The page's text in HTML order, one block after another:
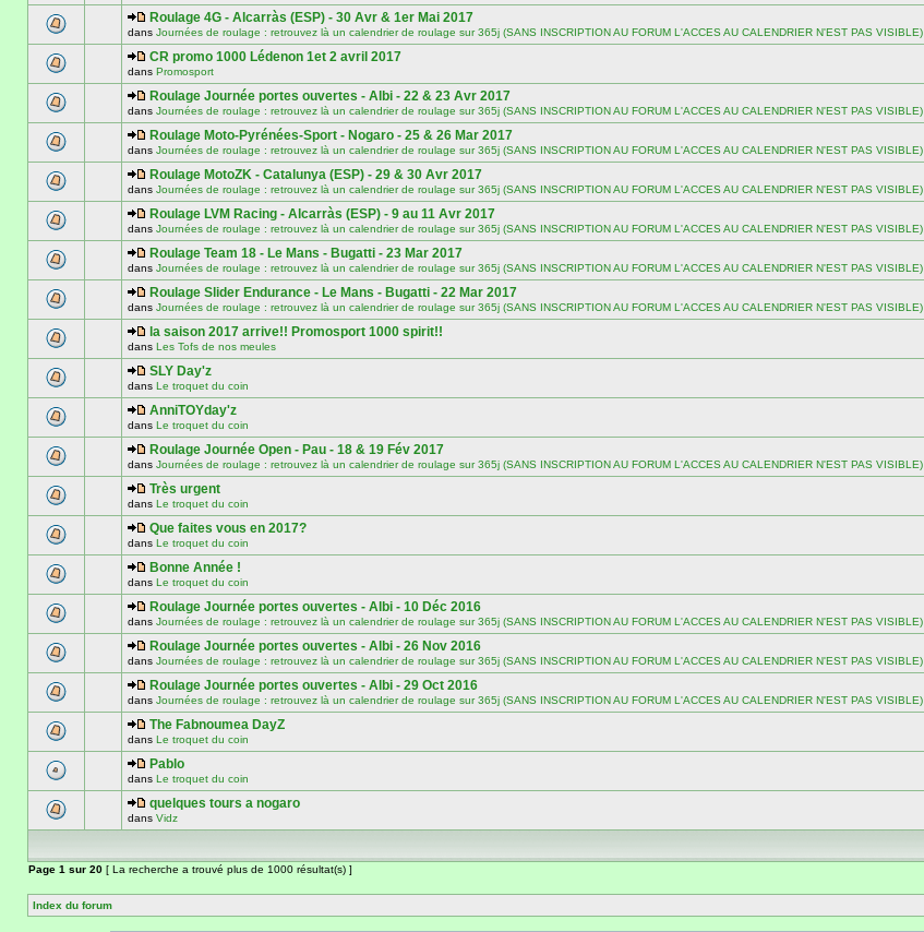
Roulage 4G - Alcarràs (ESP) - 30 Avr & 1er Mai 2017
dans Journées de roulage : retrouvez là un calendrier de roulage sur 365j (SANS INSCRIPTION AU FORUM L'ACCES AU CALENDRIER N'EST PAS VISIBLE)
CR promo 1000 Lédenon 1et 2 avril 2017
dans Promosport
Roulage Journée portes ouvertes - Albi - 22 & 23 Avr 2017
dans Journées de roulage : retrouvez là un calendrier de roulage sur 365j (SANS INSCRIPTION AU FORUM L'ACCES AU CALENDRIER N'EST PAS VISIBLE)
Roulage Moto-Pyrénées-Sport - Nogaro - 25 & 26 Mar 2017
dans Journées de roulage : retrouvez là un calendrier de roulage sur 365j (SANS INSCRIPTION AU FORUM L'ACCES AU CALENDRIER N'EST PAS VISIBLE)
Roulage MotoZK - Catalunya (ESP) - 29 & 30 Avr 2017
dans Journées de roulage : retrouvez là un calendrier de roulage sur 365j (SANS INSCRIPTION AU FORUM L'ACCES AU CALENDRIER N'EST PAS VISIBLE)
Roulage LVM Racing - Alcarràs (ESP) - 9 au 11 Avr 2017
dans Journées de roulage : retrouvez là un calendrier de roulage sur 365j (SANS INSCRIPTION AU FORUM L'ACCES AU CALENDRIER N'EST PAS VISIBLE)
Roulage Team 18 - Le Mans - Bugatti - 23 Mar 2017
dans Journées de roulage : retrouvez là un calendrier de roulage sur 365j (SANS INSCRIPTION AU FORUM L'ACCES AU CALENDRIER N'EST PAS VISIBLE)
Roulage Slider Endurance - Le Mans - Bugatti - 22 Mar 2017
dans Journées de roulage : retrouvez là un calendrier de roulage sur 365j (SANS INSCRIPTION AU FORUM L'ACCES AU CALENDRIER N'EST PAS VISIBLE)
la saison 2017 arrive!! Promosport 1000 spirit!!
dans Les Tofs de nos meules
SLY Day'z
dans Le troquet du coin
AnniTOYday'z
dans Le troquet du coin
Roulage Journée Open - Pau - 18 & 19 Fév 2017
dans Journées de roulage : retrouvez là un calendrier de roulage sur 365j (SANS INSCRIPTION AU FORUM L'ACCES AU CALENDRIER N'EST PAS VISIBLE)
Très urgent
dans Le troquet du coin
Que faites vous en 2017?
dans Le troquet du coin
Bonne Année !
dans Le troquet du coin
Roulage Journée portes ouvertes - Albi - 10 Déc 2016
dans Journées de roulage : retrouvez là un calendrier de roulage sur 365j (SANS INSCRIPTION AU FORUM L'ACCES AU CALENDRIER N'EST PAS VISIBLE)
Roulage Journée portes ouvertes - Albi - 26 Nov 2016
dans Journées de roulage : retrouvez là un calendrier de roulage sur 365j (SANS INSCRIPTION AU FORUM L'ACCES AU CALENDRIER N'EST PAS VISIBLE)
Roulage Journée portes ouvertes - Albi - 29 Oct 2016
dans Journées de roulage : retrouvez là un calendrier de roulage sur 365j (SANS INSCRIPTION AU FORUM L'ACCES AU CALENDRIER N'EST PAS VISIBLE)
The Fabnoumea DayZ
dans Le troquet du coin
Pablo
dans Le troquet du coin
quelques tours a nogaro
dans Vidz
Page 1 sur 20 [ La recherche a trouvé plus de 1000 résultat(s) ]
Index du forum